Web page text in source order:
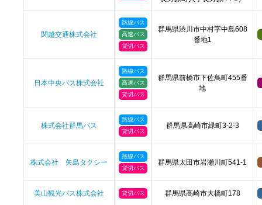
関越交通株式会社
路線バス
高速バス
貸切バス
群馬県渋川市中村字中島608
番地1
日本中央バス株式会社
路線バス
高速バス
貸切バス
群馬県前橋市下佐鳥町455番
地
株式会社群馬バス
路線バス
貸切バス
群馬県高崎市緑町3-2-3
株式会社 矢島タクシー
路線バス
貸切バス
群馬県太田市岩瀬川町541-1
美山観光バス株式会社 貸切バス 群馬県高崎市大橋町178